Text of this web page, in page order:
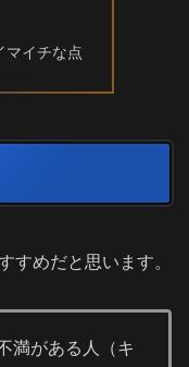
マイチな点
すめだと思います。
満がある人（キ